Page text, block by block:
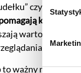
o
d
czy “zdrowa
klientowi
wartość
całego
to ważny moment